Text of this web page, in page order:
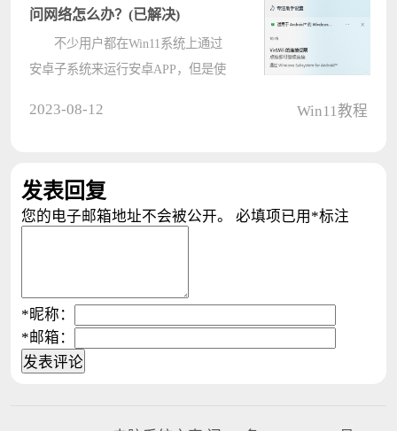
天电脑????
问网络怎么办？(已解决)
不少用户都在Win11系统上通过
安卓子系统来运行安卓APP，但是使
2023-08-12 Win11教程
发表回复
您的电子邮箱地址不会被公开。 必填项已用 *标注
*昵称：
*邮箱：